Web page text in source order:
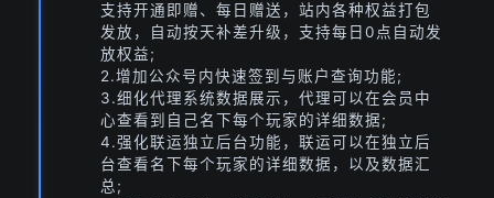
支持开通即赠、每日赠送，站内各种权益打包
发放，自动按天补差升级，支持每日0点自动发
放权益;
2.增加公众号内快速签到与账户查询功能;
3.细化代理系统数据展示，代理可以在会员中
心查看到自己名下每个玩家的详细数据;
4.强化联运独立后台功能，联运可以在独立后
台查看名下每个玩家的详细数据，以及数据汇
总;